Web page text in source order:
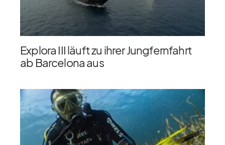
Explora III läuft zu ihrer Jungfernfahrt
ab Barcelona aus